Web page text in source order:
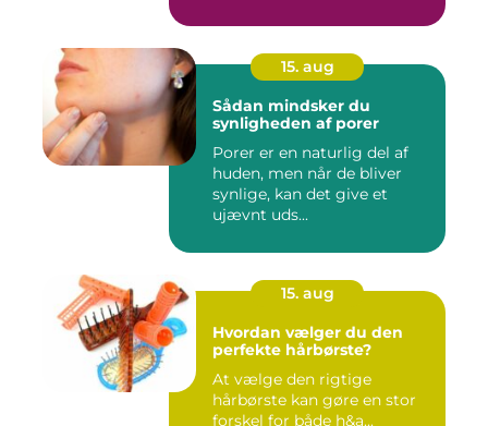
15. aug
Sådan mindsker du
synligheden af porer
Porer er en naturlig del af
huden, men når de bliver
synlige, kan det give et
ujævnt uds...
15. aug
Hvordan vælger du den
perfekte hårbørste?
At vælge den rigtige
hårbørste kan gøre en stor
forskel for både h&a...